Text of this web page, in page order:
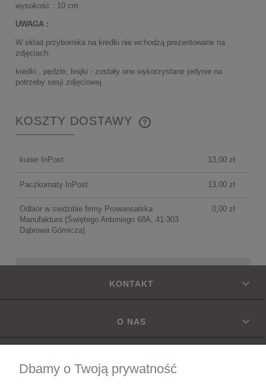
wysokość : 10 cm
UWAGA :
W skład przybornika na kredki nie wchodzą prezentowane na
zdjęciach:
kredki , pędzle, linijki - zostały one wykorzystane jedynie na
potrzeby sesji zdjęciowej
KOSZTY DOSTAWY
CENA NIE ZAWIERA EWENTUALNYCH KOSZTÓW
kurier InPost 13,00 zł
Paczkomaty InPost 13,00 zł
Odbiór w siedzibie firmy Prowansalska
Manufaktura(Świętego Antoniego 68A, 41-303
Dąbrowa Górnicza)
0,00 zł
KONTAKT
O NAS
Dbamy o Twoją prywatność